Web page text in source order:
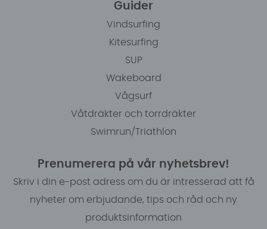
Guider
Vindsurfing
Kitesurfing
SUP
Wakeboard
Vågsurf
Våtdräkter och torrdräkter
Swimrun/Triathlon
Prenumerera på vår nyhetsbrev!
Skriv i din e-post adress om du är intresserad att få
nyheter om erbjudande, tips och råd och ny
produktsinformation